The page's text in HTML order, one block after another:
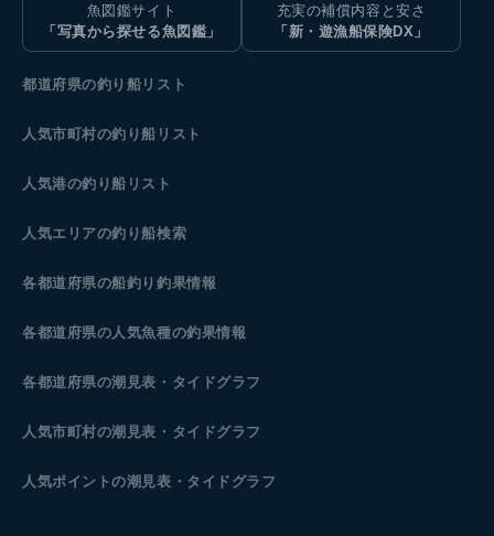
魚図鑑サイト
「写真から探せる魚図鑑」
充実の補償内容と安さ
「新・遊漁船保険DX」
都道府県の釣り船リスト
人気市町村の釣り船リスト
人気港の釣り船リスト
人気エリアの釣り船検索
各都道府県の船釣り釣果情報
各都道府県の人気魚種の釣果情報
各都道府県の潮見表 ・タイドグラフ
人気市町村の潮見表・タイドグラフ
人気ポイントの潮見表・タイドグラフ